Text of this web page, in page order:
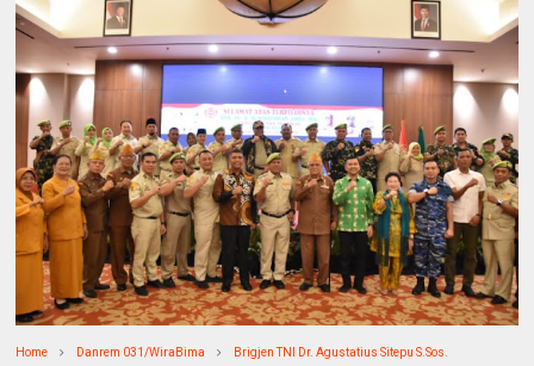
Home Danrem 031/WiraBima Brigjen TNI Dr. Agustatius Sitepu S.Sos.